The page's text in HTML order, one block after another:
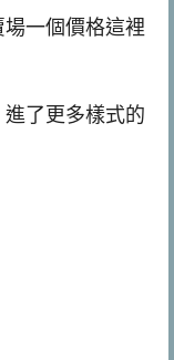
一個價格這裡
了更多樣式的